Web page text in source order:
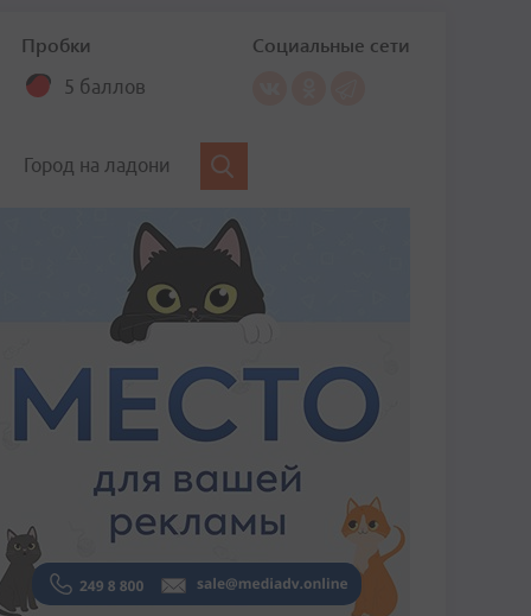
Пробки
5 баллов
Социальные сети
Город на ладони